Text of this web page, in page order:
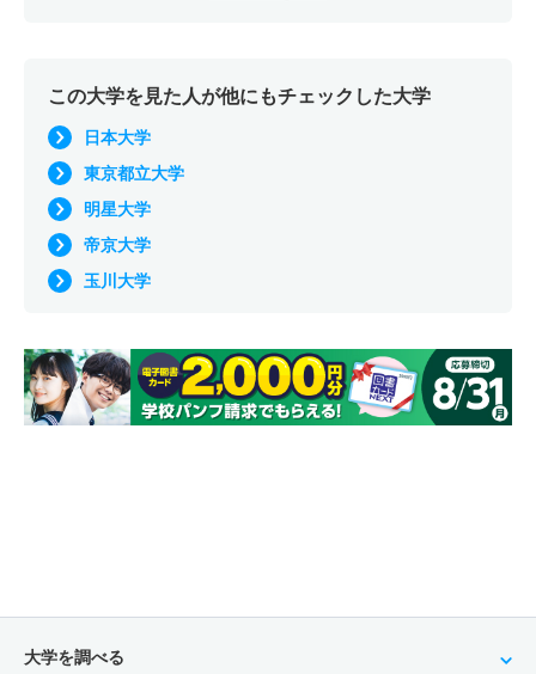
この大学を見た人が他にもチェックした大学
日本大学
東京都立大学
明星大学
帝京大学
玉川大学
大学を調べる